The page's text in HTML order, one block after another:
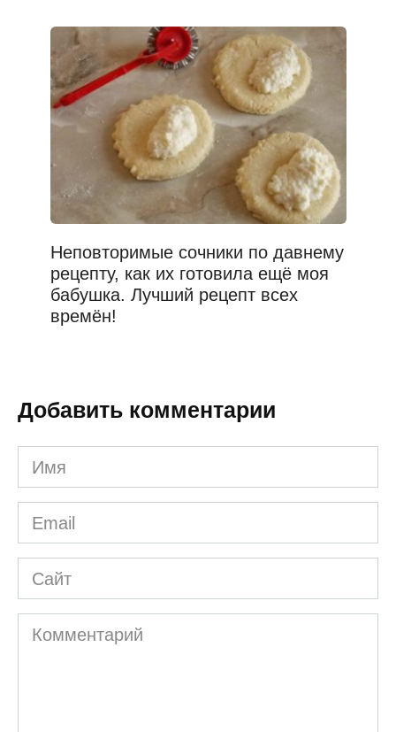
Неповторимые сочники по давнему
рецепту, как их готовила ещё моя
бабушка. Лучший рецепт всех
времён!
Добавить комментарии
Имя
*
Email
*
Сайт
Комментарий